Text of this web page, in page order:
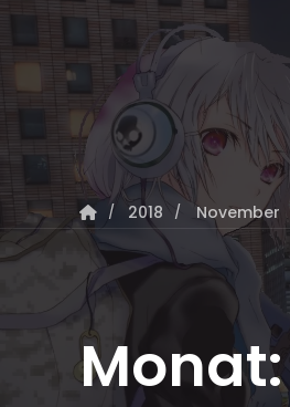
2018 November
Monat: